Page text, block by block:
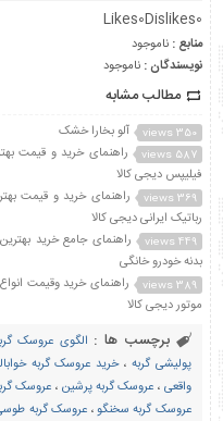
Likes0Dislikes0
منابع : ناموجود
نویسندگان : ناموجود
مطالب مشابه
350 views آلو بخارا خشک
587 views
راهنمای خرید و قیمت
فیلیپس دیجی کالا
369 views
راهنمای خرید و قیمت
رباتیک ایرانی دیجی کالا
449 views
راهنمای جامع خرید
بدنه خودرو خانگی
389 views
راهنمای خرید وقیمت
موتور دیجی کالا
برچسب ها : الگوی عروسک
پولیشی گربه ،خرید عروسک گربه
واقعی ، عروسک گربه پرشین ، عروسک
عروسک گربه سخنگو،عروسک گربه